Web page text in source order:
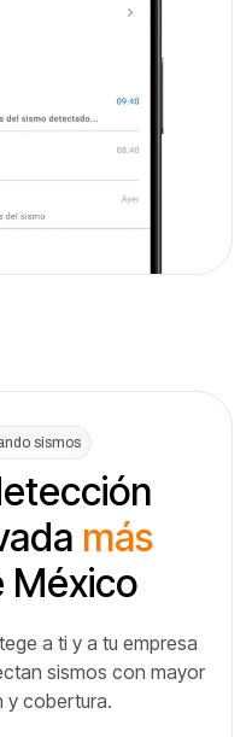
sismos
más
México
a ti y a tu empresa
sismos con mayor
y cobertura.